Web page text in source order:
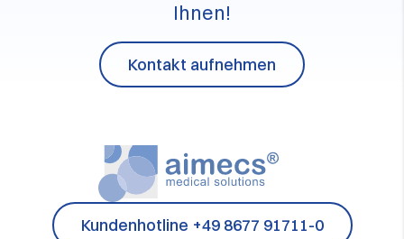
Ihnen!
Kontakt aufnehmen
Kundenhotline +49 8677 91711-0